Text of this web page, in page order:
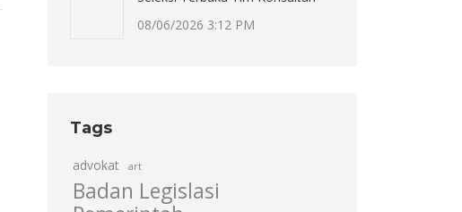
08/06/2026 3:12 PM
Tags
advokat art
Badan Legislasi